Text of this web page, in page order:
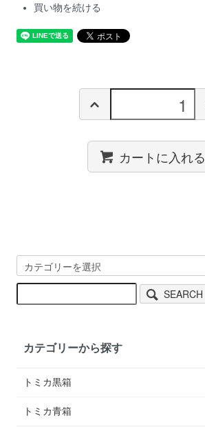
買い物を続ける
カートに入れる
SEARCH
カテゴリーから探す
トミカ黒箱
トミカ青箱